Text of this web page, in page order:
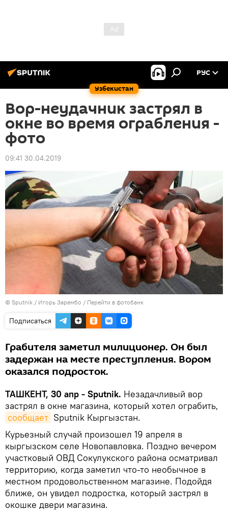
Узбекистан
РУС
Вор-неудачник застрял в
окне во время ограбления -
фото
09:41 30.04.2019
© Sputnik / Игорь Зарембо / Перейти в фотобанк
Подписаться
Грабителя заметил милиционер. Он был
задержан на месте преступления. Вором
оказался подросток.
ТАШКЕНТ, 30 апр - Sputnik. Незадачливый вор
застрял в окне магазина, который хотел ограбить,
сообщает Sputnik Кыргызстан.
Курьезный случай произошел 19 апреля в
кыргызском селе Новопавловка. Поздно вечером
участковый ОВД Сокулукского района осматривал
территорию, когда заметил что-то необычное в
местном продовольственном магазине. Подойдя
ближе, он увидел подростка, который застрял в
окошке двери магазина.